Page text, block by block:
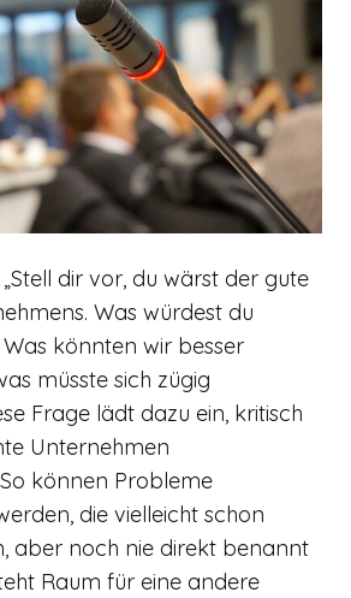
„Stell dir vor, du wärst der gute
Was würdest du
könnten wir besser
müsste sich zügig
Frage lädt dazu ein, kritisch
Unternehmen
können Probleme
die vielleicht schon
aber noch nie direkt benannt
Raum für eine andere